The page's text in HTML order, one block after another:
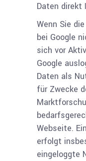
Daten direkt
Wenn Sie
bei Google
sich vor
Google
Daten als
für Zwecke
Webseite.
erfolgt
eingeloggte